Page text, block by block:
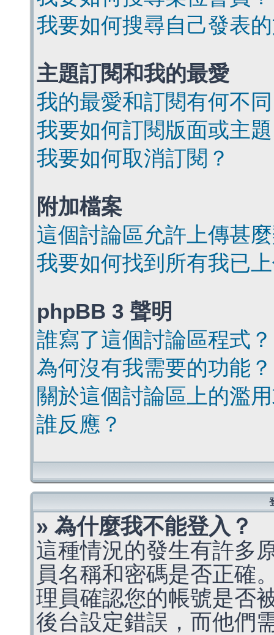
我要如何搜尋自己發表
主題訂閱和我的最愛
我的最愛和訂閱有何不
我要如何訂閱版面或主
我要如何取消訂閱？
附加檔案
這個討論區允許上傳甚
我要如何找到所有我已
phpBB 3 聲明
誰寫了這個討論區程式？
為何沒有我需要的功能？
關於這個討論區上的濫
誰反應？
» 為什麼我不能登入？
這種情況的發生有許多
員名稱和密碼是否正確
理員確認您的帳號是否
後台設定錯誤，而他們